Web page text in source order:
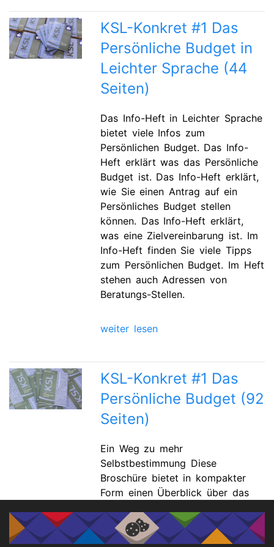
KSL-Konkret #1 Das
Persönliche Budget in
Leichter Sprache (44
Seiten)
Das Info-Heft in Leichter Sprache
bietet viele Infos zum
Persönlichen Budget. Das Info-
Heft erklärt was das Persönliche
Budget ist. Das Info-Heft erklärt,
wie Sie einen Antrag auf ein
Persönliches Budget stellen
können. Das Info-Heft erklärt,
was eine Zielvereinbarung ist. Im
Info-Heft finden Sie viele Tipps
zum Persönlichen Budget. Im Heft
stehen auch Adressen von
Beratungs-Stellen.
weiter lesen
KSL-Konkret #1 Das
Persönliche Budget (92
Seiten)
Ein Weg zu mehr
Selbstbestimmung Diese
Broschüre bietet in kompakter
Form einen Überblick über das
enthält sowohl gesetzliche
Grundlagen als auch praktische